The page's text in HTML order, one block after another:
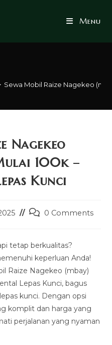
Menu
Sewa Mobil Raize Nagekeo
Nagekeo
100k –
Kunci
Post0 Comments
tetap berkualitas?
keperluan Anda!
Raize Nagekeo (mbay)
Lepas Kunci, bagus
kunci. Dengan opsi
komplit dan harga yang
perjalanan yang nyaman